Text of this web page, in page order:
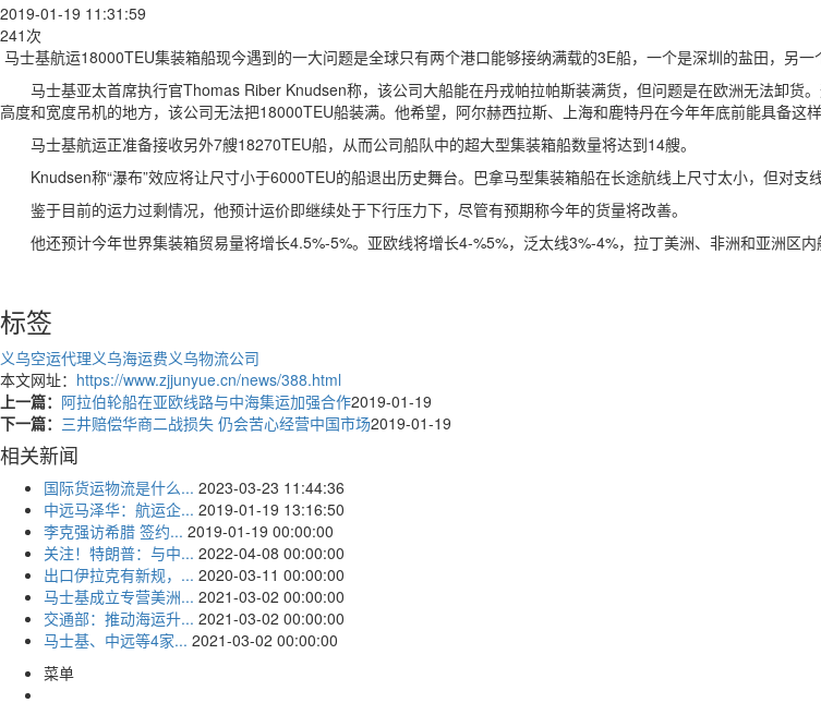
2019-01-19 11:31:59
241次
马士基航运18000TEU集装箱船现今遇到的一大问题是全球只有两个港口能够接纳满载的3E船，一个是深圳的盐田，另一
马士基亚太首席执行官Thomas Riber Knudsen称，该公司大船能在丹戎帕拉帕斯装满货，但问题是在欧洲无法卸货
高度和宽度吊机的地方，该公司无法把18000TEU船装满。他希望，阿尔赫西拉斯、上海和鹿特丹在今年年底前能具备这样
马士基航运正准备接收另外7艘18270TEU船，从而公司船队中的超大型集装箱船数量将达到14艘。
Knudsen称“瀑布”效应将让尺寸小于6000TEU的船退出历史舞台。巴拿马型集装箱船在长途航线上尺寸太小，但对支线
鉴于目前的运力过剩情况，他预计运价即继续处于下行压力下，尽管有预期称今年的货量将改善。
他还预计今年世界集装箱贸易量将增长4.5%-5%。亚欧线将增长4-%5%，泛太线3%-4%，拉丁美洲、非洲和亚洲区内
标签
义乌空运代理义乌海运费义乌物流公司
本文网址： https://www.zjjunyue.cn/news/388.html
上一篇： 阿拉伯轮船在亚欧线路与中海集运加强合作2019-01-19
下一篇： 三井赔偿华商二战损失 仍会苦心经营中国市场2019-01-19
相关新闻
国际货运物流是什么... 2023-03-23 11:44:36
中远马泽华：航运企... 2019-01-19 13:16:50
李克强访希腊 签约... 2019-01-19 00:00:00
关注！特朗普：与中... 2022-04-08 00:00:00
出口伊拉克有新规，... 2020-03-11 00:00:00
马士基成立专营美洲... 2021-03-02 00:00:00
交通部：推动海运升... 2021-03-02 00:00:00
马士基、中远等4家... 2021-03-02 00:00:00
菜单